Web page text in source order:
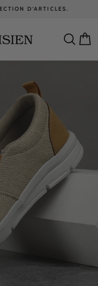
D’ARTICLES.